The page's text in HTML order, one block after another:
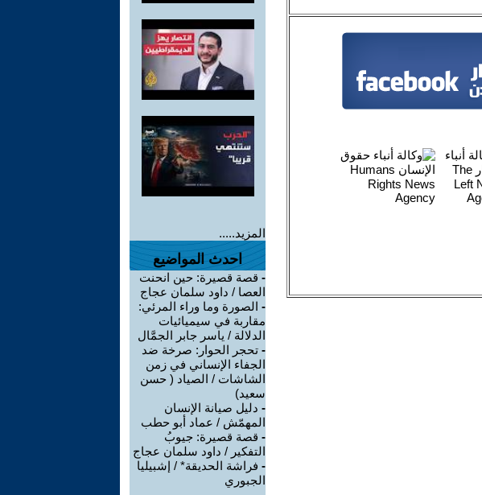
المزيد.....
احدث المواضيع
- قصة قصيرة: حين انحنت
العصا / داود سلمان عجاج
- الصورة وما وراء المرئي:
مقاربة في سيميائيات
الدلالة / ياسر جابر الجمَّال
- تحجر الحوار: صرخة ضد
الجفاء الإنساني في زمن
الشاشات / الصياد ‏( حسن
سعيد‏)
- دليل صيانة الإنسان
المهمّش / عماد أبو حطب
- قصة قصيرة: جيوبُ
التفكير / داود سلمان عجاج
- فراشة الحديقة* / إشبيليا
الجبوري